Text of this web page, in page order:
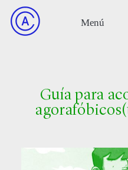
Guía para